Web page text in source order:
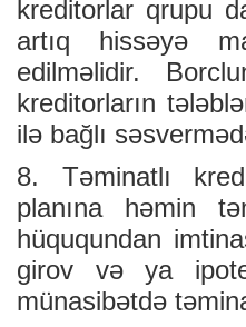
kreditorlar qrupu
artıq hissəyə
edilməlidir.
kreditorların
ilə bağlı
8. Təminatlı
planına həmin
hüququndan
girov və ya
münasibətdə